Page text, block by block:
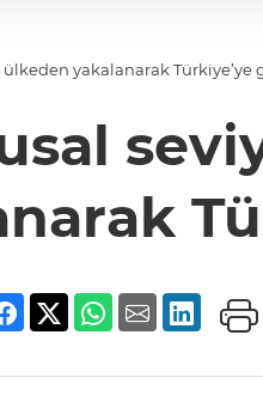
ülkeden yakalanarak Türkiye’ye